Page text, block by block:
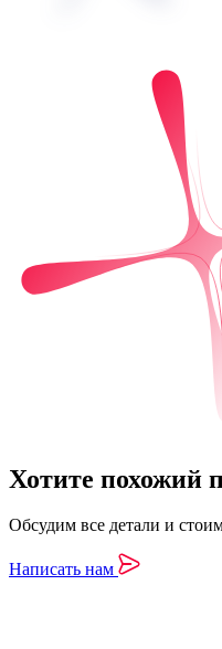
Хотите похожий
Обсудим все детали и
Написать нам